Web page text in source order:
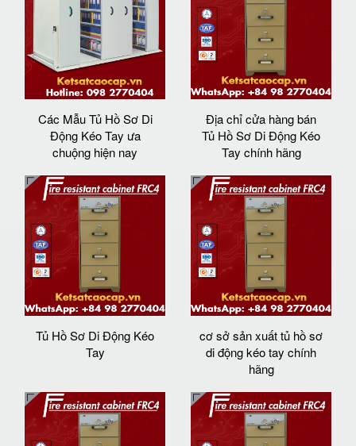
Các Mẫu Tủ Hồ Sơ Di
Động Kéo Tay ưa
chuộng hiện nay
Địa chỉ cửa hàng bán
Tủ Hồ Sơ Di Động Kéo
Tay chính hãng
Tủ Hồ Sơ Di Động Kéo
Tay
cơ sở sản xuất tủ hồ sơ
di động kéo tay chính
hãng